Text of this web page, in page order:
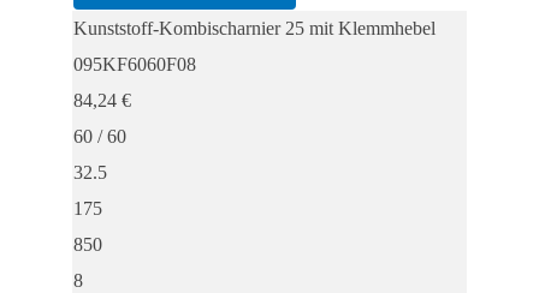
25
Kunststoff-Kombischarnier 25 mit Klemmhebel
095KF6060F08
84,24 €
60 / 60
32.5
175
850
8